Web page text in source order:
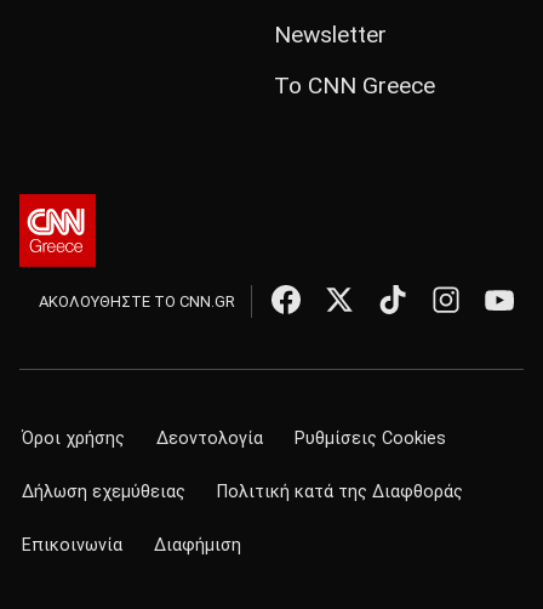
Newsletter
Το CNN Greece
ΑΚΟΛΟΥΘΗΣΤΕ ΤΟ CNN.GR
Όροι χρήσης Δεοντολογία Ρυθμίσεις Cookies
Δήλωση εχεμύθειας Πολιτική κατά της Διαφθοράς
Επικοινωνία Διαφήμιση